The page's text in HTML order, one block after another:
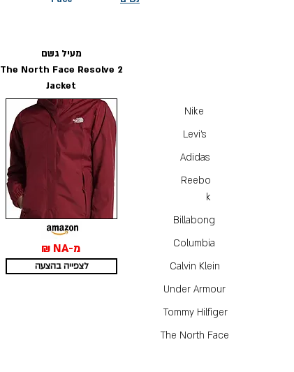
מעיל גשם
The North Face Resolve 2
Jacket
מ-NA ₪
לצפייה בהצעה
Nike
Levi's
Adidas
Reebo
k
Billabong
Columbia
Calvin Klein
Under Armour
Tommy Hilfiger
The North Face